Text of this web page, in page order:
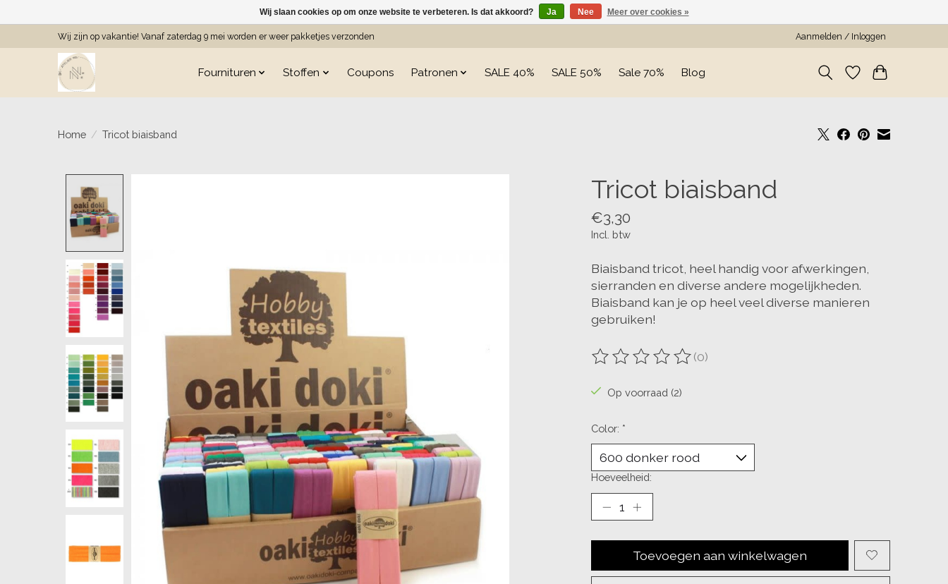
Wij zijn op vakantie! Vanaf zaterdag 9 mei worden er weer pakketjes verzonden Aanmelden / Inloggen
Fournituren Stoffen Coupons Patronen SALE 40% SALE 50% Sale 70% Blog
Home / Tricot biaisband
Tricot biaisband
€3,30
Incl. btw
Biaisband tricot, heel handig voor afwerkingen,
sierranden en diverse andere mogelijkheden.
Biaisband kan je op heel veel diverse manieren
gebruiken!
De beoordeling van dit product is
(0)
Op voorraad (2)
Color: *
Hoeveelheid:
Toevoegen aan winkelwagen
Wij slaan cookies op om onze website te verbeteren. Is dat akkoord? Ja Nee Meer over cookies »